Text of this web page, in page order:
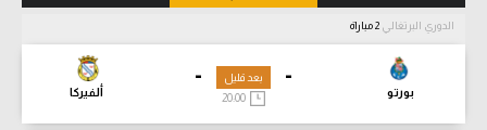
الدوري البرتغالي
-
بورتو
-
ألفيركا
بعد قليل